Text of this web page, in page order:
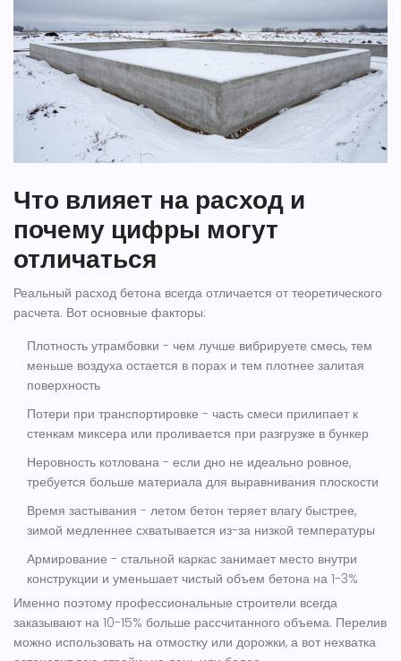
Что влияет на расход и
почему цифры могут
отличаться
Реальный расход бетона всегда отличается от теоретического
расчета. Вот основные факторы:
Плотность утрамбовки - чем лучше вибрируете смесь, тем
меньше воздуха остается в порах и тем плотнее залитая
поверхность
Потери при транспортировке - часть смеси прилипает к
стенкам миксера или проливается при разгрузке в бункер
Неровность котлована - если дно не идеально ровное,
требуется больше материала для выравнивания плоскости
Время застывания - летом бетон теряет влагу быстрее,
зимой медленнее схватывается из-за низкой температуры
Армирование - стальной каркас занимает место внутри
конструкции и уменьшает чистый объем бетона на 1-3%
Именно поэтому профессиональные строители всегда
заказывают на 10-15% больше рассчитанного объема. Перелив
можно использовать на отмостку или дорожки, а вот нехватка